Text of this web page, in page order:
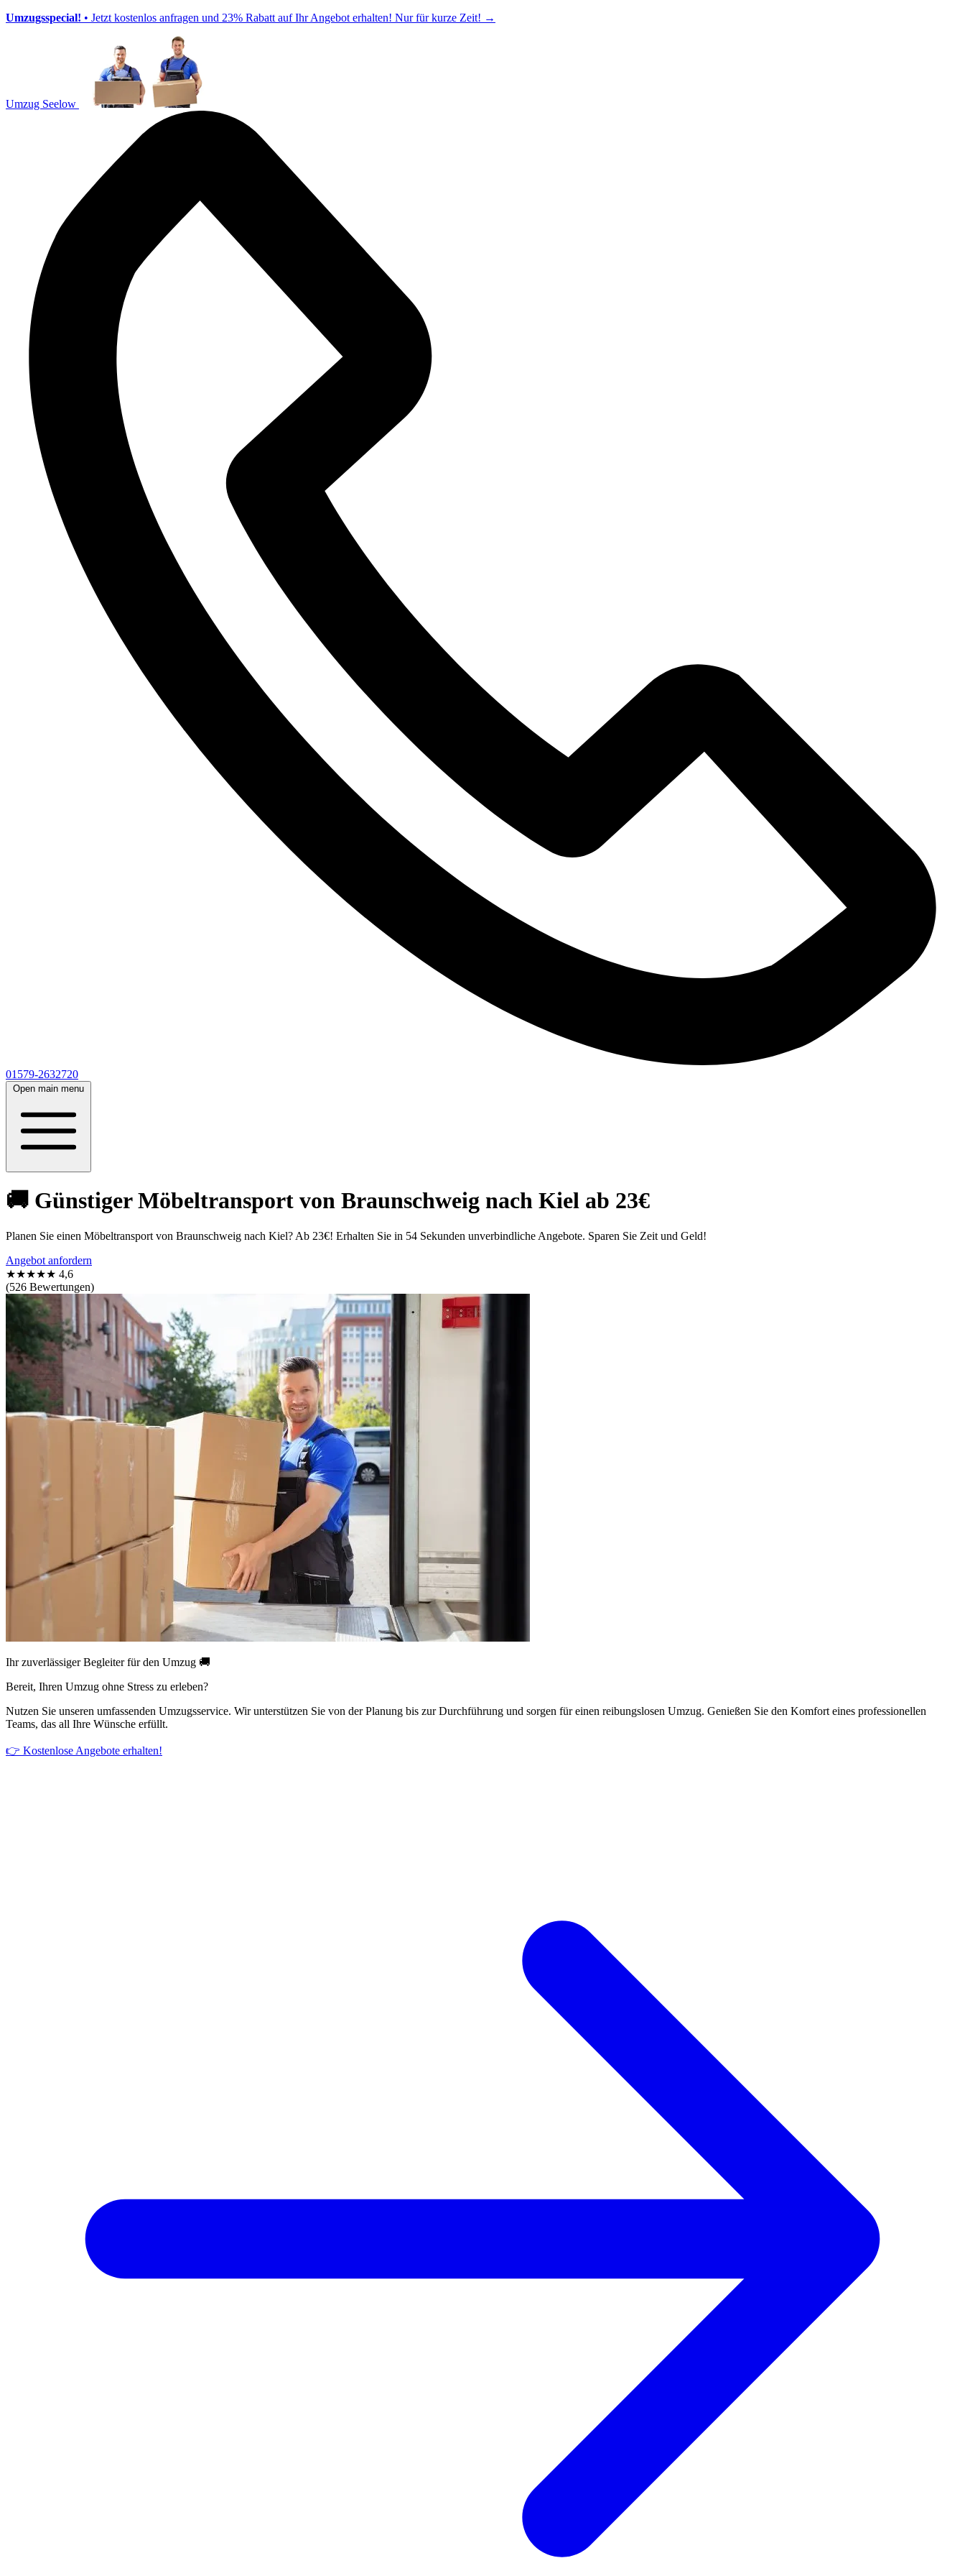
Umzugsspecial! • Jetzt kostenlos anfragen und 23% Rabatt auf Ihr Angebot erhalten! Nur für kurze Zeit! →
Umzug Seelow
01579-2632720
Open main menu
🚚 Günstiger Möbeltransport von Braunschweig nach Kiel ab 23€
Planen Sie einen Möbeltransport von Braunschweig nach Kiel? Ab 23€! Erhalten Sie in 54 Sekunden unverbindliche Angebote. Sparen Sie Zeit und Geld!
Angebot anfordern
★★★★★ 4,6
(526 Bewertungen)
Ihr zuverlässiger Begleiter für den Umzug 🚚
Bereit, Ihren Umzug ohne Stress zu erleben?
Nutzen Sie unseren umfassenden Umzugsservice. Wir unterstützen Sie von der Planung bis zur Durchführung und sorgen für einen reibungslosen Umzug. Genießen Sie den Komfort eines professionellen
Teams, das all Ihre Wünsche erfüllt.
👉 Kostenlose Angebote erhalten!